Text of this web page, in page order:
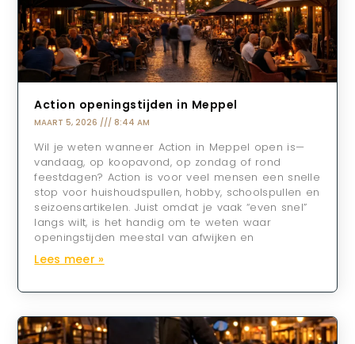
Action openingstijden in Meppel
MAART 5, 2026 8:44 AM
Wil je weten wanneer Action in Meppel open is—
vandaag, op koopavond, op zondag of rond
feestdagen? Action is voor veel mensen een snelle
stop voor huishoudspullen, hobby, schoolspullen en
seizoensartikelen. Juist omdat je vaak “even snel”
langs wilt, is het handig om te weten waar
openingstijden meestal van afwijken en
Lees meer »